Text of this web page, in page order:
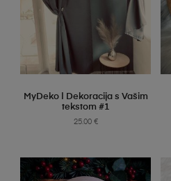
SELECT OPTIONS
MyDeko | Dekoracija s Vašim
tekstom #1
25.00 €